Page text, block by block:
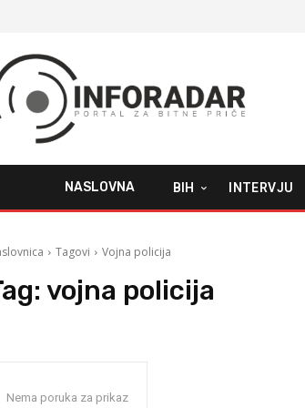
NASLOVNA BIH INTERVJU
Tagovi Vojna policija
vojna policija
Nema poruka za prikaz